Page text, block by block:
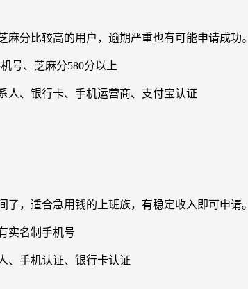
分比较高的用户，逾期严重也有可能申请成功。
号、芝麻分580分以上
、银行卡、手机运营商、支付宝认证
，适合急用钱的上班族，有稳定收入即可申请。
实名制手机号
手机认证、银行卡认证